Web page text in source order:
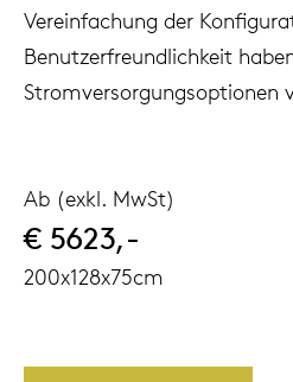
Vereinfachung der
Benutzerfreundlichkeit
Stromversorgungsoptionen
Ab (exkl. MwSt)
€ 5623,-
200x128x75cm